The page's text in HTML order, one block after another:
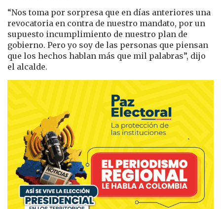
“Nos toma por sorpresa que en días anteriores una
revocatoria en contra de nuestro mandato, por un
supuesto incumplimiento de nuestro plan de
gobierno. Pero yo soy de las personas que piensan
que los hechos hablan más que mil palabras”, dijo
el alcalde.